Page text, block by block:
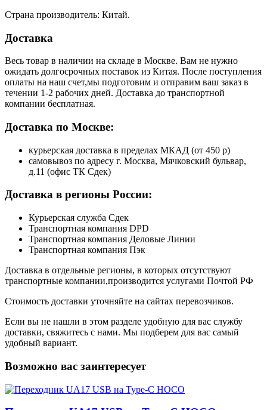
Страна производитель: Китай.
Доставка
Весь товар в наличии на складе в Москве. Вам не нужно
ожидать долгосрочных поставок из Китая. После поступления
оплаты на наш счет,мы подготовим и отправим ваш заказ в
течении 1-2 рабочих дней. Доставка до транспортной
компании бесплатная.
Доставка по Москве:
курьерская доставка в пределах МКАД (от 450 р)
самовывоз по адресу г. Москва, Мячковский бульвар,
д.11 (офис ТК Сдек)
Доставка в регионы России:
Курьерская служба Сдек
Транспортная компания DPD
Транспортная компания Деловые Линии
Транспортная компания Пэк
Доставка в отдельные регионы, в которых отсутствуют
транспортные компании,производится услугами Почтой РФ
Стоимость доставки уточняйте на сайтах перевозчиков.
Если вы не нашли в этом разделе удобную для вас службу
доставки, свяжитесь с нами. Мы подберем для вас самый
удобный вариант.
Возможно вас заинтересует